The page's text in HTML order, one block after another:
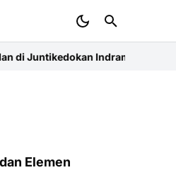
Kinerja CV Tiga Utama
Elemen